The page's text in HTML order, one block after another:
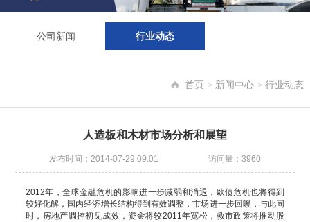
公司新闻 行业动态
首页 > 新闻中心 >行业动态
人造板和木材市场分析和展望
发布时间：2014-07-29 09:01 访问量：3960
2012年，全球金融危机的影响进一步减弱和消退，欧债危机也将得到
较好化解，国内经济增长结构得到有效调整，市场进一步回暖，与此同
时，房地产调控初见成效，资金将较2011年宽松，救市政策将推动股